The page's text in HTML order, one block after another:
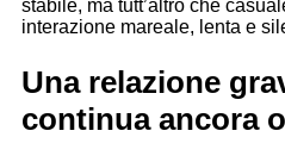
stabile, ma tutt’altro che
interazione mareale, lenta e
Una relazione
continua ancora